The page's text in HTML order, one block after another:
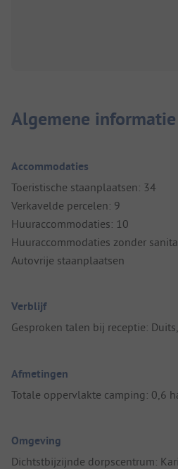
Algemene informatie
Accommodaties
Toeristische staanplaatsen: 34
Verkavelde percelen: 9
Huuraccommodaties: 10
Huuraccommodaties zonder
Autovrije staanplaatsen
Verblijf
Gesproken talen bij receptie:
Afmetingen
Totale oppervlakte camping: 0,6
Omgeving
Dichtstbijzijnde dorpscentrum: